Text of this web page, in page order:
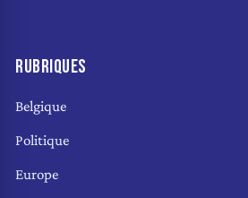
RUBRIQUES
Belgique
Politique
Europe